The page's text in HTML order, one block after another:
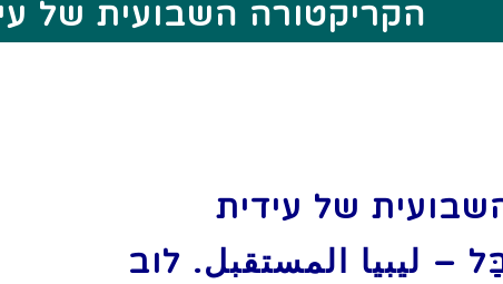
הקריקטורה השבועית של
של עידית
ليبيا المستقبل. לוב